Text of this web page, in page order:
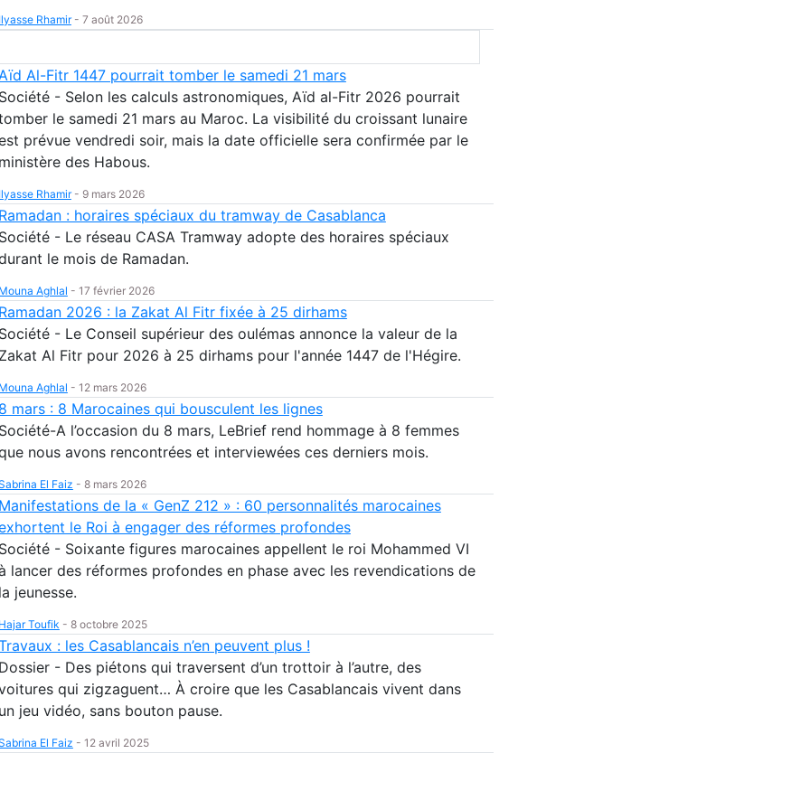
Ilyasse Rhamir- 7 août 2026
Aïd Al-Fitr 1447 pourrait tomber le samedi 21 mars
Société - Selon les calculs astronomiques, Aïd al-Fitr 2026 pourrait
le samedi 21 mars au Maroc. La visibilité du croissant lunaire
prévue vendredi soir, mais la date officielle sera confirmée par le
ministère des Habous.
Ilyasse Rhamir- 9 mars 2026
Ramadan : horaires spéciaux du tramway de Casablanca
Société - Le réseau CASA Tramway adopte des horaires spéciaux
le mois de Ramadan.
Mouna Aghlal - 17 février 2026
Ramadan 2026 : la Zakat Al Fitr fixée à 25 dirhams
Société - Le Conseil supérieur des oulémas annonce la valeur de la
Zakat Al Fitr pour 2026 à 25 dirhams pour l'année 1447 de l'Hégire.
Mouna Aghlal - 12 mars 2026
8 mars : 8 Marocaines qui bousculent les lignes
Société-A l’occasion du 8 mars, LeBrief rend hommage à 8 femmes
nous avons rencontrées et interviewées ces derniers mois.
El Faiz - 8 mars 2026
Manifestations de la « GenZ 212 » : 60 personnalités marocaines
le Roi à engager des réformes profondes
Société - Soixante figures marocaines appellent le roi Mohammed VI
lancer des réformes profondes en phase avec les revendications de
la jeunesse.
Hajar Toufik - 8 octobre 2025
: les Casablancais n’en peuvent plus !
Dossier - Des piétons qui traversent d’un trottoir à l’autre, des
qui zigzaguent… À croire que les Casablancais vivent dans
un jeu vidéo, sans bouton pause.
El Faiz - 12 avril 2025